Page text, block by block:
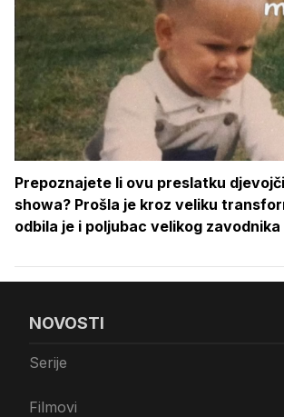
Prepoznajete li ovu preslatku
showa? Prošla je kroz veliku
odbila je i poljubac velikog zavodnika
NOVOSTI
Serije
Filmovi